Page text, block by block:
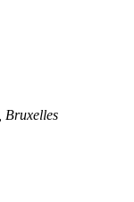
Bruxelles